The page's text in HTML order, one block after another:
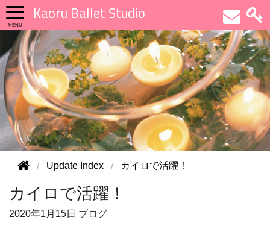
Kaoru Ballet Studio
Update Index カイロで活躍！
カイロで活躍！
2020年1月15日 ブログ